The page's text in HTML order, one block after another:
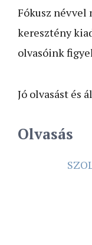
Fókusz
keresztény
olvasóink
Jó olvasást és
Olvasás